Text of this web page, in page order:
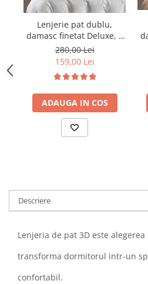
Lenjerie pat dublu,
damasc finetat Deluxe, 6
piese, cearceaf pat cu
elastic, Alb
280,00 Lei
159,00 Lei
ADAUGA IN COS
Descriere
Lenjeria de pat 3D este
transforma dormitorul intr-un
confortabil.